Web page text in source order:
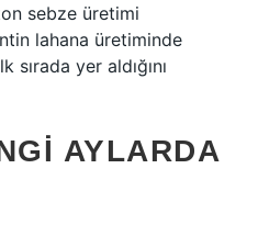
sebze üretimi
lahana üretiminde
sırada yer aldığını
AYLARDA